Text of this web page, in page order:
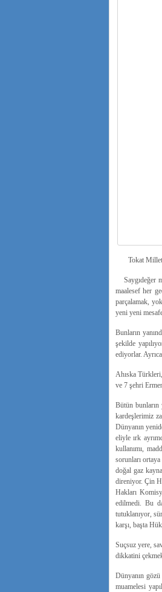
Tokat
Saygıdeğer
maalesef her
parçalamak,
yeni yeni
Bunların
şekilde
ediyorlar.
Ahıska
ve 7 şehri
Bütün bunların
kardeşlerimiz
Dünyanın
eliyle ırk
kullanımı,
sorunları
doğal gaz
direniyor. Çin
Hakları
edilmedi. Bu
tutuklanıyor,
karşı, başta
Suçsuz yere,
dikkatini
Dünyanın
muamelesi